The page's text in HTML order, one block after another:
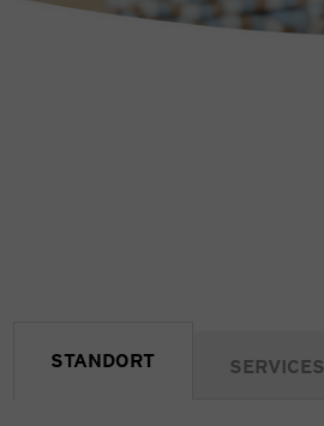
STANDORT SERVICES